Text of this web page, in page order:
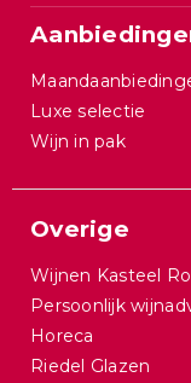
Luxe selectie
Wijn in pak
Overige
Wijnen Kasteel
Persoonlijk
Horeca
Riedel Glazen